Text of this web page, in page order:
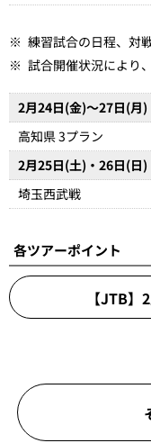
※ 練習試合の日程、対
※ 試合開催状況により
2月24日(金)～27日(月)
高知県 3プラン
2月25日(土)・26日(日)
埼玉西武戦
各ツアーポイント
【JTB